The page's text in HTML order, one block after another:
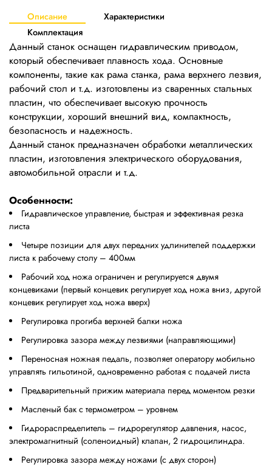
Описание
Характеристики
Комплектация
Данный станок оснащен гидравлическим приводом,
который обеспечивает плавность хода. Основные
компоненты, такие как рама станка, рама верхнего лезвия,
рабочий стол и т.д. изготовлены из сваренных стальных
пластин, что обеспечивает высокую прочность
конструкции, хороший внешний вид, компактность,
безопасность и надежность.
Данный станок предназначен обработки металлических
пластин, изготовления электрического оборудования,
автомобильной отрасли и т.д.
Особенности:
Гидравлическое управление, быстрая и эффективная резка
листа
Четыре позиции для двух передних удлинителей поддержки
листа к рабочему столу – 400мм
Рабочий ход ножа ограничен и регулируется двумя
концевиками (первый концевик регулирует ход ножа вниз, другой
концевик регулирует ход ножа вверх)
Регулировка прогиба верхней балки ножа
Регулировка зазора между лезвиями (направляющими)
Переносная ножная педаль, позволяет оператору мобильно
управлять гильотиной, одновременно работая с подачей листа
Предварительный прижим материала перед моментом резки
Масленый бак с термометром – уровнем
Гидрораспределитель – гидрорегулятор давления, насос,
электромагнитный (соленоидный) клапан, 2 гидроцилиндра.
Регулировка зазора между ножами (с двух сторон)